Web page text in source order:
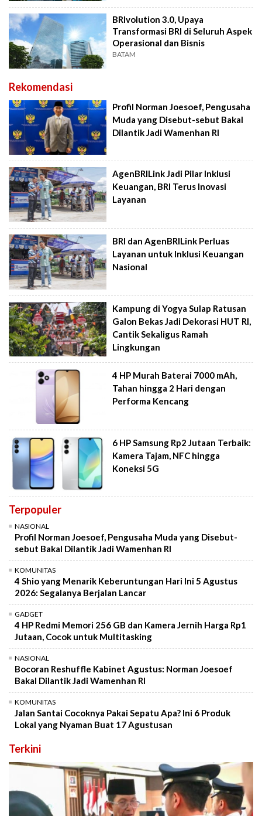
BRIvolution 3.0, Upaya
Transformasi BRI di Seluruh Aspek
Operasional dan Bisnis
BATAM
Rekomendasi
Profil Norman Joesoef, Pengusaha
Muda yang Disebut-sebut Bakal
Dilantik Jadi Wamenhan RI
AgenBRILink Jadi Pilar Inklusi
Keuangan, BRI Terus Inovasi
Layanan
BRI dan AgenBRILink Perluas
Layanan untuk Inklusi Keuangan
Nasional
Kampung di Yogya Sulap Ratusan
Galon Bekas Jadi Dekorasi HUT RI,
Cantik Sekaligus Ramah
Lingkungan
4 HP Murah Baterai 7000 mAh,
Tahan hingga 2 Hari dengan
Performa Kencang
6 HP Samsung Rp2 Jutaan Terbaik:
Kamera Tajam, NFC hingga
Koneksi 5G
Terpopuler
NASIONAL
Profil Norman Joesoef, Pengusaha Muda yang Disebut-
sebut Bakal Dilantik Jadi Wamenhan RI
KOMUNITAS
4 Shio yang Menarik Keberuntungan Hari Ini 5 Agustus
2026: Segalanya Berjalan Lancar
GADGET
4 HP Redmi Memori 256 GB dan Kamera Jernih Harga Rp1
Jutaan, Cocok untuk Multitasking
NASIONAL
Bocoran Reshuffle Kabinet Agustus: Norman Joesoef
Bakal Dilantik Jadi Wamenhan RI
KOMUNITAS
Jalan Santai Cocoknya Pakai Sepatu Apa? Ini 6 Produk
Lokal yang Nyaman Buat 17 Agustusan
Terkini